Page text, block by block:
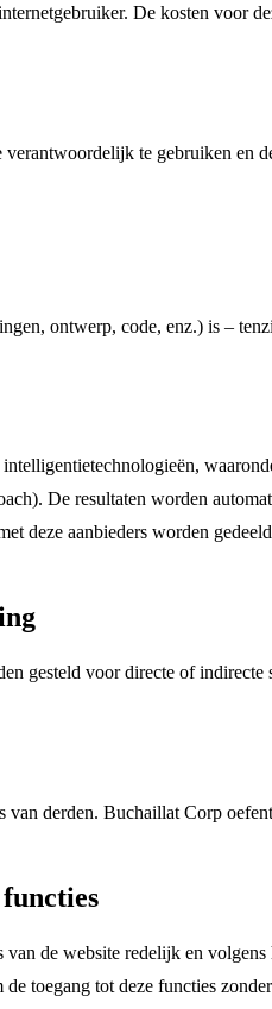
De kosten voor
te gebruiken en
ontwerp, code, enz.) is –
De resultaten worden
deze aanbieders worden
gesteld voor directe of
van derden. Buchaillat Corp
de website redelijk en
toegang tot deze functies